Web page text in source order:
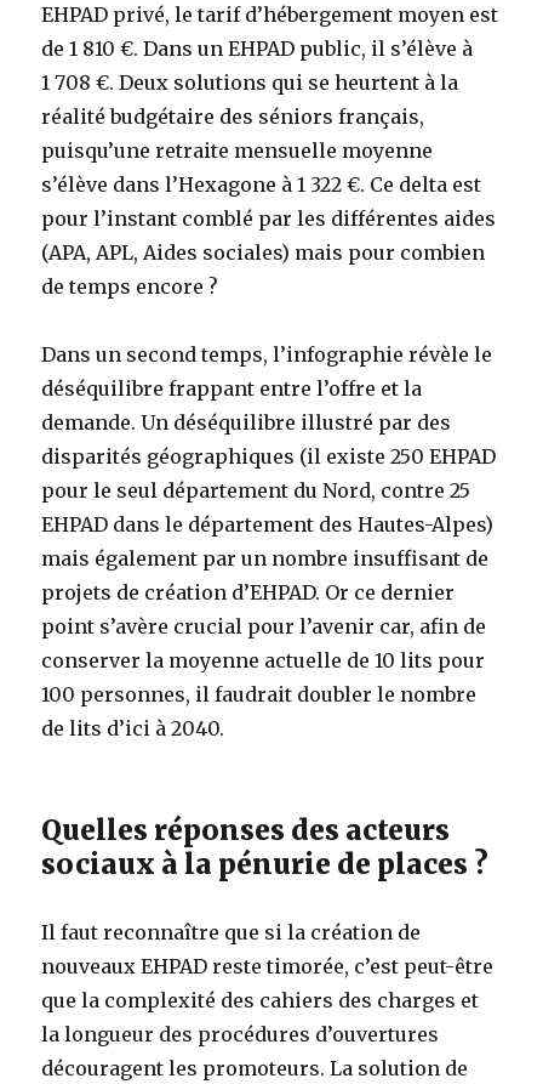
EHPAD privé, le tarif d’hébergement moyen est
de 1 810 €. Dans un EHPAD public, il s’élève à
1 708 €. Deux solutions qui se heurtent à la
réalité budgétaire des séniors français,
puisqu’une retraite mensuelle moyenne
s’élève dans l’Hexagone à 1 322 €. Ce delta est
pour l’instant comblé par les différentes aides
(APA, APL, Aides sociales) mais pour combien
de temps encore ?
Dans un second temps, l’infographie révèle le
déséquilibre frappant entre l’offre et la
demande. Un déséquilibre illustré par des
disparités géographiques (il existe 250 EHPAD
pour le seul département du Nord, contre 25
EHPAD dans le département des Hautes-Alpes)
mais également par un nombre insuffisant de
projets de création d’EHPAD. Or ce dernier
point s’avère crucial pour l’avenir car, afin de
conserver la moyenne actuelle de 10 lits pour
100 personnes, il faudrait doubler le nombre
de lits d’ici à 2040.
Quelles réponses des acteurs
sociaux à la pénurie de places ?
Il faut reconnaître que si la création de
nouveaux EHPAD reste timorée, c’est peut-être
que la complexité des cahiers des charges et
la longueur des procédures d’ouvertures
découragent les promoteurs. La solution de